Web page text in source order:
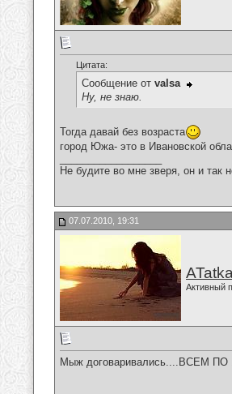
Цитата:
Сообщение от valsa
Ну, не знаю.
Тогда давай без возраста
город Южа- это в Ивановской
Не будите во мне зверя, он и так
07.07.2010, 19:31
ATatka
Активный
Мыж договаривались....ВСЕМ ПО